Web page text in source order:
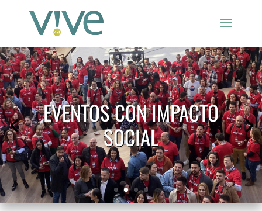
TURISMO LOCAL Y MÁS
SOSTENIBLE